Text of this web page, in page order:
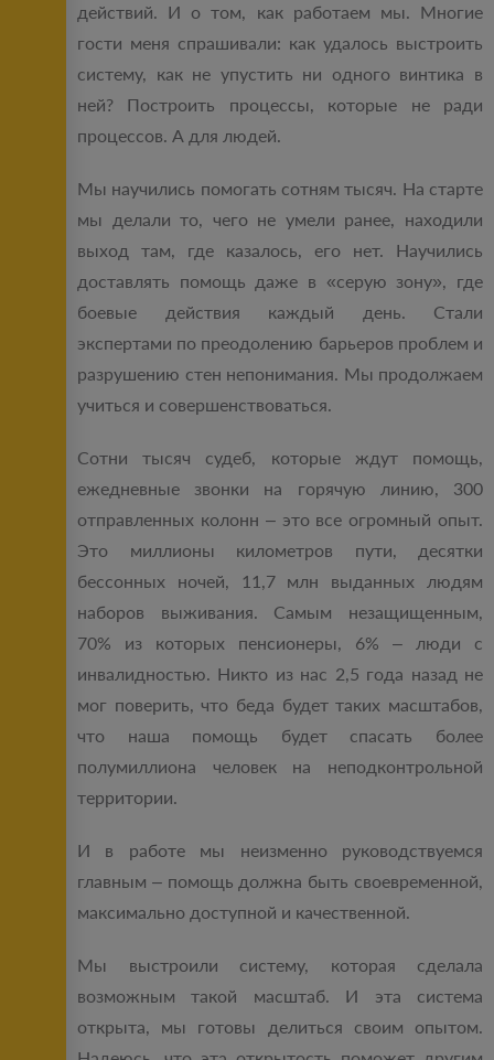
действий. И о том, как работаем мы. Многие
гости меня спрашивали: как удалось выстроить
систему, как не упустить ни одного винтика в
ней? Построить процессы, которые не ради
процессов. А для людей.
Мы научились помогать сотням тысяч. На старте
мы делали то, чего не умели ранее, находили
выход там, где казалось, его нет. Научились
доставлять помощь даже в «серую зону», где
боевые действия каждый день. Стали
экспертами по преодолению барьеров проблем и
разрушению стен непонимания. Мы продолжаем
учиться и совершенствоваться.
Сотни тысяч судеб, которые ждут помощь,
ежедневные звонки на горячую линию, 300
отправленных колонн – это все огромный опыт.
Это миллионы километров пути, десятки
бессонных ночей, 11,7 млн выданных людям
наборов выживания. Самым незащищенным,
70% из которых пенсионеры, 6% – люди с
инвалидностью. Никто из нас 2,5 года назад не
мог поверить, что беда будет таких масштабов,
что наша помощь будет спасать более
полумиллиона человек на неподконтрольной
территории.
И в работе мы неизменно руководствуемся
главным – помощь должна быть своевременной,
максимально доступной и качественной.
Мы выстроили систему, которая сделала
возможным такой масштаб. И эта система
открыта, мы готовы делиться своим опытом.